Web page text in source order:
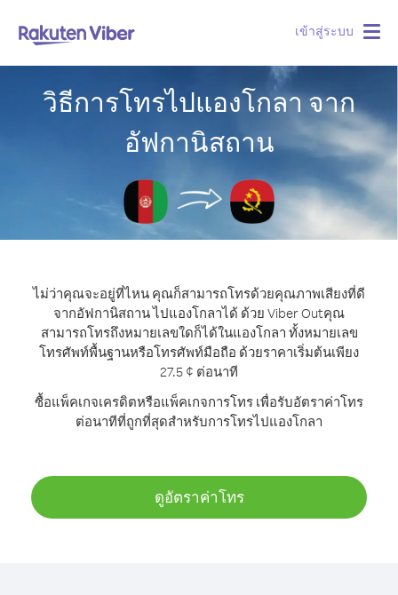
เข้าสู่ระบบ
วิธีการโทรไปแองโกลา จาก
อัฟกานิสถาน
ไม่ว่าคุณจะอยู่ที่ไหน คุณก็สามารถโทรด้วยคุณภาพเสียงที่ดี
จากอัฟกานิสถาน ไปแองโกลาได้ ด้วย Viber Outคุณ
สามารถโทรถึงหมายเลขใดก็ได้ในแองโกลา ทั้งหมายเลข
โทรศัพท์พื้นฐานหรือโทรศัพท์มือถือ ด้วยราคาเริ่มต้นเพียง
27.5 ¢ ต่อนาที
ซื้อแพ็คเกจเครดิตหรือแพ็คเกจการโทร เพื่อรับอัตราค่าโทร
ต่อนาทีที่ถูกที่สุดสำหรับการโทรไปแองโกลา
ดูอัตราค่าโทร